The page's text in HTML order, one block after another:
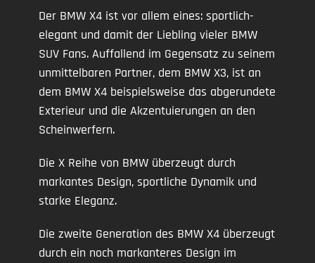
Der BMW X4 ist vor allem eines: sportlich-
elegant und damit der Liebling vieler BMW
SUV Fans. Auffallend im Gegensatz zu seinem
unmittelbaren Partner, dem BMW X3, ist an
dem BMW X4 beispielsweise das abgerundete
Exterieur und die Akzentuierungen an den
Scheinwerfern.
Die X Reihe von BMW überzeugt durch
markantes Design, sportliche Dynamik und
starke Eleganz.
Die zweite Generation des BMW X4 überzeugt
durch ein noch markanteres Design im